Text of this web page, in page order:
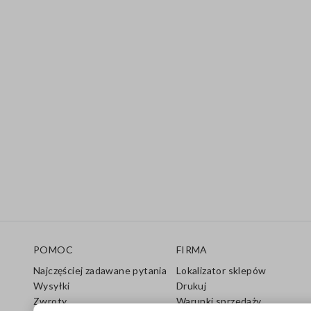
POMOC
Najczęściej zadawane pytania
Wysyłki
Zwroty
FIRMA
Lokalizator sklepów
Drukuj
Warunki sprzedaży